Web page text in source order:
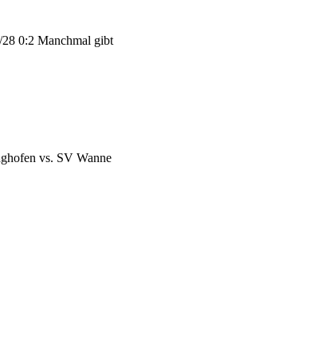
0:2 Manchmal gibt
vs. SV Wanne